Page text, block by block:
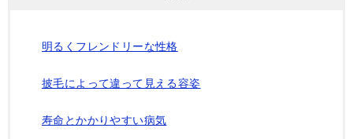
明るくフレンドリーな性格
披毛によって違って見える容姿
寿命とかかりやすい病気